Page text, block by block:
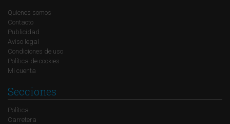
Quienes somos
Contacto
Publicidad
Aviso legal
Condiciones de uso
Política de cookies
Mi cuenta
Secciones
Política
Carretera